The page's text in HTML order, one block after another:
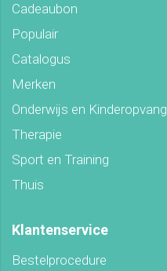
Cadeaubon
Populair
Catalogus
Merken
Onderwijs en Kinderopvang
Therapie
Sport en Training
Thuis
Klantenservice
Bestelprocedure